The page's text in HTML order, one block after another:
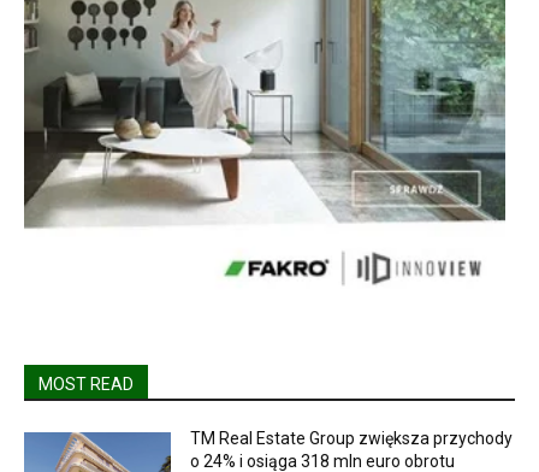
MOST READ
TM Real Estate Group zwiększa przychody
o 24% i osiąga 318 mln euro obrotu